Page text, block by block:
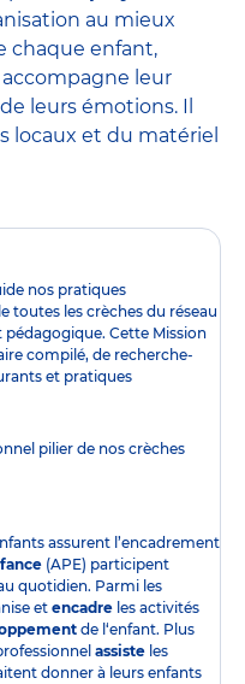
au mieux
chaque enfant,
leur
leurs émotions. Il
locaux et du matériel
nos pratiques
toutes les crèches du réseau
Cette Mission
compilé, de recherche-
et pratiques
pilier de nos crèches
assurent l’encadrement
(APE) participent
quotidien. Parmi les
et encadre les activités
de l‘enfant. Plus
assiste les
donner à leurs enfants